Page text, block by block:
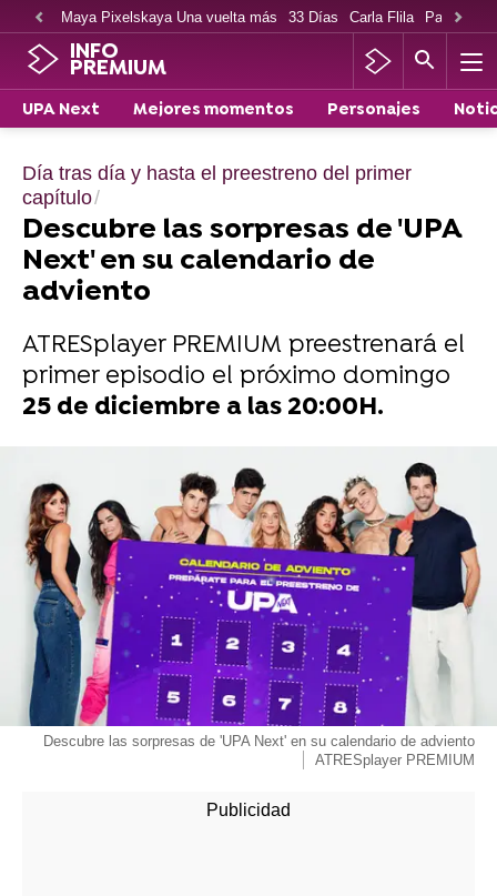
Maya Pixelskaya Una vuelta más 33 Días Carla Flila Paco
INFO
PREMIUM
UPA Next Mejores momentos Personajes
Día tras día y hasta el preestreno del primer
capítulo
Descubre las sorpresas de 'UPA
Next' en su calendario de
adviento
ATRESplayer PREMIUM preestrenará el
primer episodio el próximo domingo
25 de diciembre a las 20:00H.
Descubre las sorpresas de 'UPA Next' en su calendario de adviento
ATRESplayer PREMIUM